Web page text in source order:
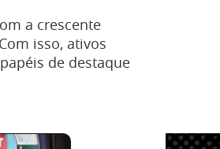
a crescente
isso, ativos
de destaque